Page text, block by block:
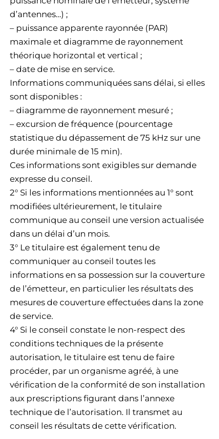
d’antennes…) ;
– puissance apparente rayonnée (PAR)
maximale et diagramme de rayonnement
théorique horizontal et vertical ;
– date de mise en service.
Informations communiquées sans délai, si elles
sont disponibles :
– diagramme de rayonnement mesuré ;
– excursion de fréquence (pourcentage
statistique du dépassement de 75 kHz sur une
durée minimale de 15 min).
Ces informations sont exigibles sur demande
expresse du conseil.
2° Si les informations mentionnées au 1° sont
modifiées ultérieurement, le titulaire
communique au conseil une version actualisée
dans un délai d’un mois.
3° Le titulaire est également tenu de
communiquer au conseil toutes les
informations en sa possession sur la couverture
de l’émetteur, en particulier les résultats des
mesures de couverture effectuées dans la zone
de service.
4° Si le conseil constate le non-respect des
conditions techniques de la présente
autorisation, le titulaire est tenu de faire
procéder, par un organisme agréé, à une
vérification de la conformité de son installation
aux prescriptions figurant dans l’annexe
technique de l’autorisation. Il transmet au
conseil les résultats de cette vérification.